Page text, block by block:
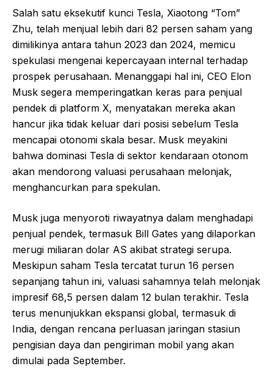
Salah satu eksekutif kunci Tesla, Xiaotong “Tom”
Zhu, telah menjual lebih dari 82 persen saham yang
dimilikinya antara tahun 2023 dan 2024, memicu
spekulasi mengenai kepercayaan internal terhadap
prospek perusahaan. Menanggapi hal ini, CEO Elon
Musk segera memperingatkan keras para penjual
pendek di platform X, menyatakan mereka akan
hancur jika tidak keluar dari posisi sebelum Tesla
mencapai otonomi skala besar. Musk meyakini
bahwa dominasi Tesla di sektor kendaraan otonom
akan mendorong valuasi perusahaan melonjak,
menghancurkan para spekulan.
Musk juga menyoroti riwayatnya dalam menghadapi
penjual pendek, termasuk Bill Gates yang dilaporkan
merugi miliaran dolar AS akibat strategi serupa.
Meskipun saham Tesla tercatat turun 16 persen
sepanjang tahun ini, valuasi sahamnya telah melonjak
impresif 68,5 persen dalam 12 bulan terakhir. Tesla
terus menunjukkan ekspansi global, termasuk di
India, dengan rencana perluasan jaringan stasiun
pengisian daya dan pengiriman mobil yang akan
dimulai pada September.